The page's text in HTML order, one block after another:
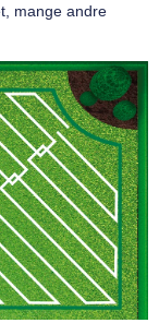
mange andre